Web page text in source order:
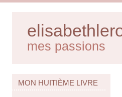
mes passions
MON HUITIÈME LIVRE